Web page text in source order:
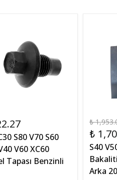
S80 V70 S60
V60 XC60
Tapası Benzinli
₺
₺
S40
Arka